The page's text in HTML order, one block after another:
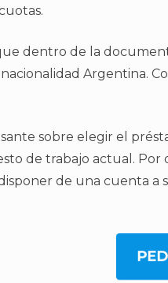
dentro de la
Argentina.
sobre elegir el
de trabajo actual. Por
de una cuenta a